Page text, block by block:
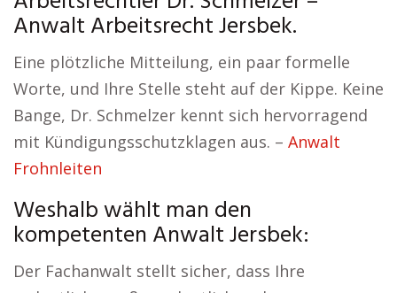
Anwalt Arbeitsrecht Jersbek.
Eine plötzliche Mitteilung, ein paar formelle
Worte, und Ihre Stelle steht auf der Kippe. Keine
Bange, Dr. Schmelzer kennt sich hervorragend
mit Kündigungsschutzklagen aus. – Anwalt
Frohnleiten
Weshalb wählt man den
kompetenten Anwalt Jersbek:
Der Fachanwalt stellt sicher, dass Ihre